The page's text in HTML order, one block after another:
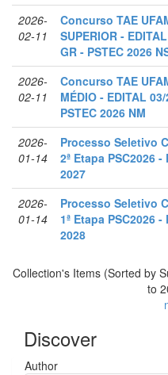
2026-
02-11
Concurso TAE
SUPERIOR -
GR - PSTEC 2026
2026-
02-11
Concurso TAE
MÉDIO - EDITAL
PSTEC 2026 NM
2026-
01-14
Processo Seletivo
2ª Etapa PSC2026 -
2027
2026-
01-14
Processo Seletivo
1ª Etapa PSC2026
2028
Collection's Items (Sorted by
to
Discover
Author